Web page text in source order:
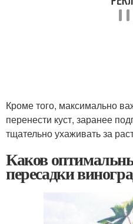
Кроме того, максимально
перенести куст, заранее
тщательно ухаживать за
Каков
пересадки